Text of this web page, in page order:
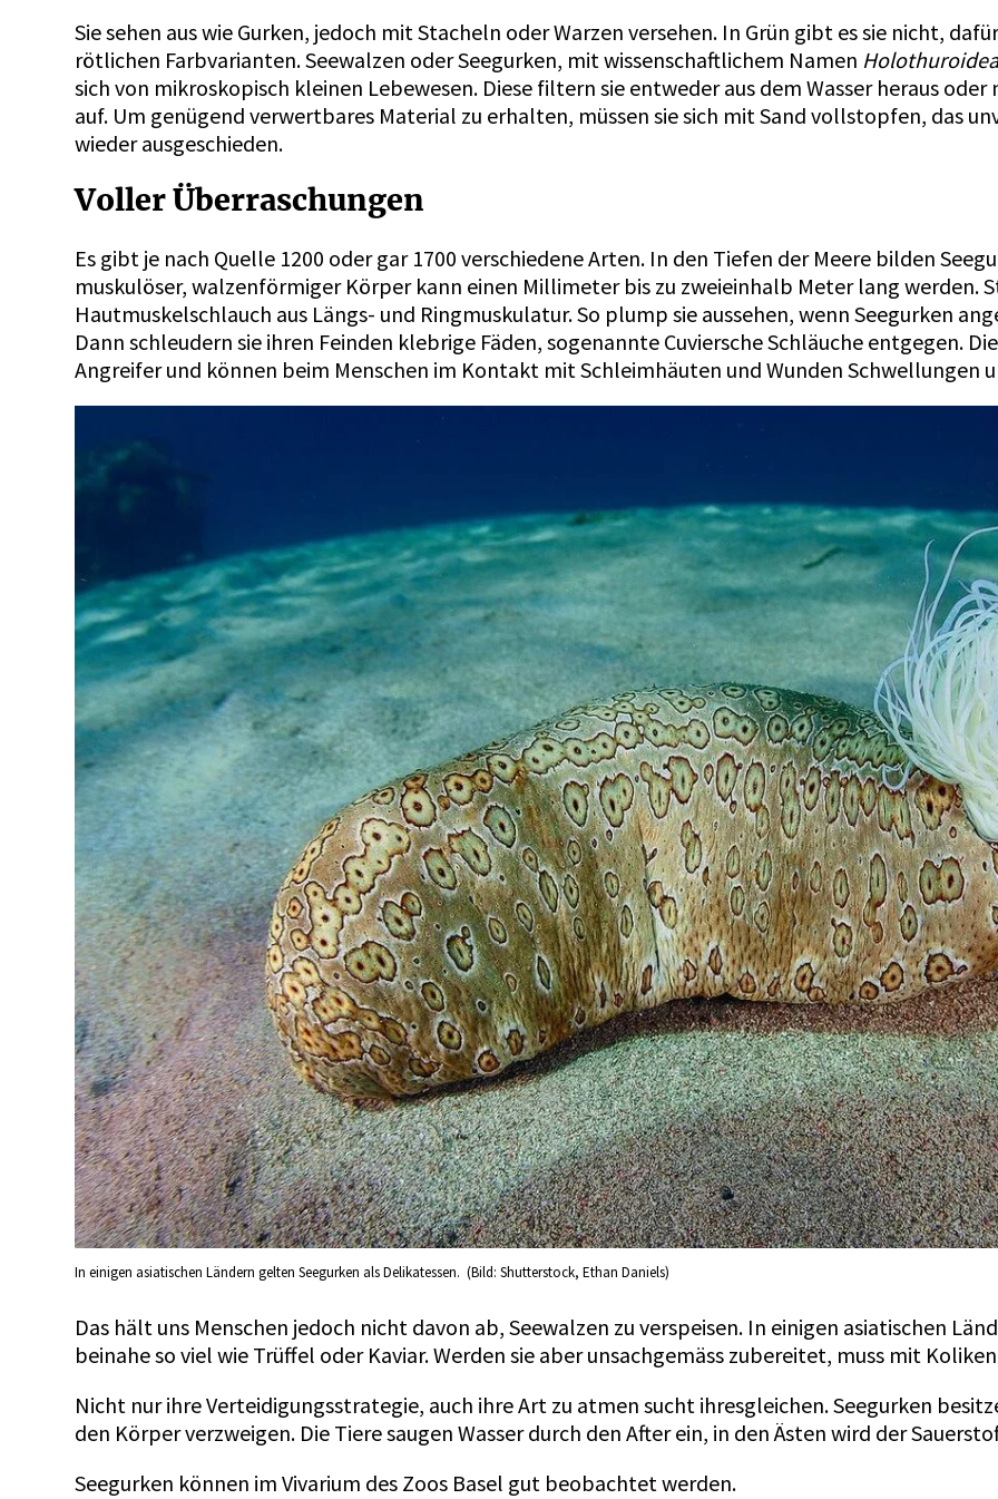
Sie sehen aus wie Gurken, jedoch mit Stacheln oder Warzen versehen. In Grün gibt es sie nicht,
rötlichen Farbvarianten. Seewalzen oder Seegurken, mit wissenschaftlichem Namen
sich von mikroskopisch kleinen Lebewesen. Diese filtern sie entweder aus dem Wasser heraus
auf. Um genügend verwertbares Material zu erhalten, müssen sie sich mit Sand vollstopfen, das
wieder ausgeschieden.
Voller Überraschungen
Es gibt je nach Quelle 1200 oder gar 1700 verschiedene Arten. In den Tiefen der Meere bilden
muskulöser, walzenförmiger Körper kann einen Millimeter bis zu zweieinhalb Meter lang werden.
Hautmuskelschlauch aus Längs- und Ringmuskulatur. So plump sie aussehen, wenn Seegurken
Dann schleudern sie ihren Feinden klebrige Fäden, sogenannte Cuviersche Schläuche entgegen.
Angreifer und können beim Menschen im Kontakt mit Schleimhäuten und Wunden Schwellungen
In einigen asiatischen Ländern gelten Seegurken als Delikatessen. (Bild: Shutterstock, Ethan Daniels)
Das hält uns Menschen jedoch nicht davon ab, Seewalzen zu verspeisen. In einigen asiatischen
beinahe so viel wie Trüffel oder Kaviar. Werden sie aber unsachgemäss zubereitet, muss mit
Nicht nur ihre Verteidigungsstrategie, auch ihre Art zu atmen sucht ihresgleichen. Seegurken
den Körper verzweigen. Die Tiere saugen Wasser durch den After ein, in den Ästen wird der
Seegurken können im Vivarium des Zoos Basel gut beobachtet werden.